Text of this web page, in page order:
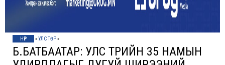
НҮҮР »УЛС ТӨР»
Б.БАТБААТАР: УЛС ТӨРИЙН 35 НАМЫН